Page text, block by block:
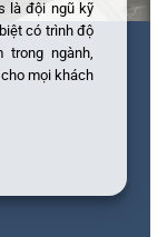
là đội ngũ kỹ
có trình độ
ngành,
mọi khách